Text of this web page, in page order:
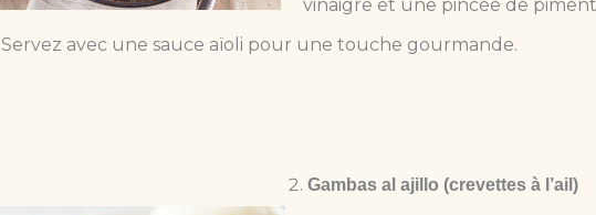
vinaigre et une pincée de
Servez avec une sauce aïoli pour une touche gourmande.
Gambas al ajillo (crevettes à l’ail)